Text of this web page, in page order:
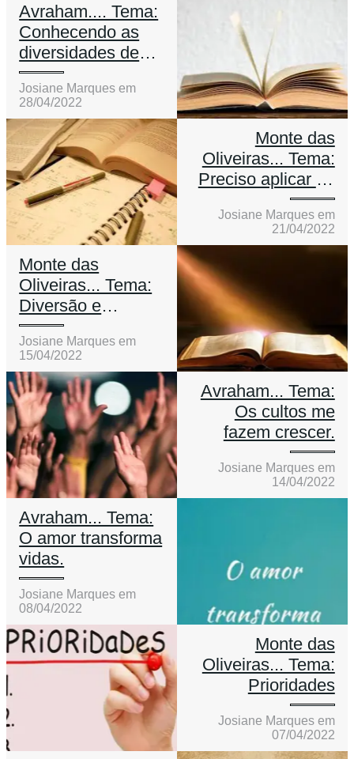
Josiane Marques em
28/04/2022
Avraham.... Tema:
Conhecendo as
diversidades de
assuntos
Josiane Marques em
21/04/2022
Monte das
Oliveiras... Tema:
Preciso aplicar oq
estou aprendendo.
Josiane Marques em
15/04/2022
Monte das
Oliveiras... Tema:
Diversão e
conhecimento!
Josiane Marques em
14/04/2022
Avraham... Tema:
Os cultos me
fazem crescer.
Josiane Marques em
08/04/2022
Avraham... Tema:
O amor transforma
vidas.
Josiane Marques em
07/04/2022
Monte das
Oliveiras... Tema:
Prioridades